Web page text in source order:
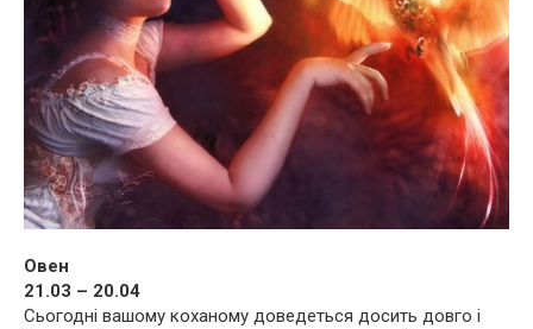
Овен
21.03 – 20.04
Сьогодні вашому коханому доведеться досить довго і